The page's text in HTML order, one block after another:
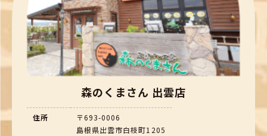
森のくまさん 出雲店
住所
〒693-0006
島根県出雲市白枝町1205